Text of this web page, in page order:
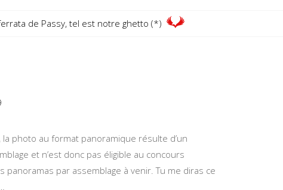
de Passy, tel est notre ghetto (*)
photo au format panoramique résulte d’un
et n’est donc pas éligible au concours
panoramas par assemblage à venir. Tu me diras ce